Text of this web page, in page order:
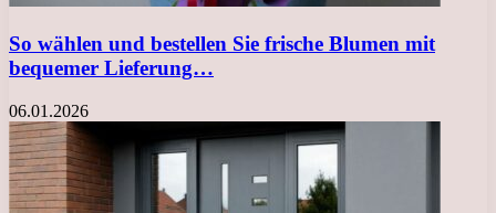
So wählen und bestellen Sie frische Blumen mit
bequemer Lieferung…
06.01.2026